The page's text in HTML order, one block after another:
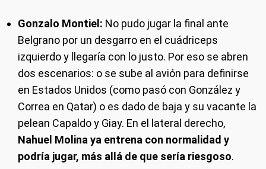
Gonzalo Montiel: No pudo jugar la final ante
Belgrano por un desgarro en el cuádriceps
izquierdo y llegaría con lo justo. Por eso se abren
dos escenarios: o se sube al avión para definirse
en Estados Unidos (como pasó con González y
Correa en Qatar) o es dado de baja y su vacante la
pelean Capaldo y Giay. En el lateral derecho,
Nahuel Molina ya entrena con normalidad y
podría jugar, más allá de que sería riesgoso.